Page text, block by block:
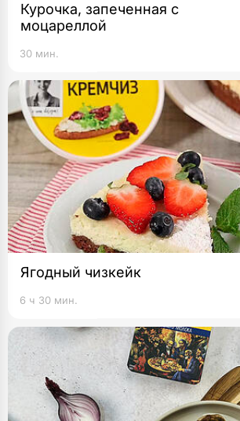
Курочка, запеченная с
моцареллой
30 мин.
Ягодный чизкейк
6 ч 30 мин.